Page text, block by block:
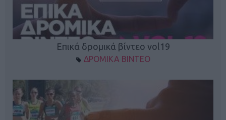
Επικά δρομικά βίντεο vol19
ΔΡΟΜΙΚΑ ΒΙΝΤΕΟ